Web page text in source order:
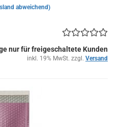
abweichend)
nur für freigeschaltete Kunden
inkl. 19% MwSt. zzgl. Versand